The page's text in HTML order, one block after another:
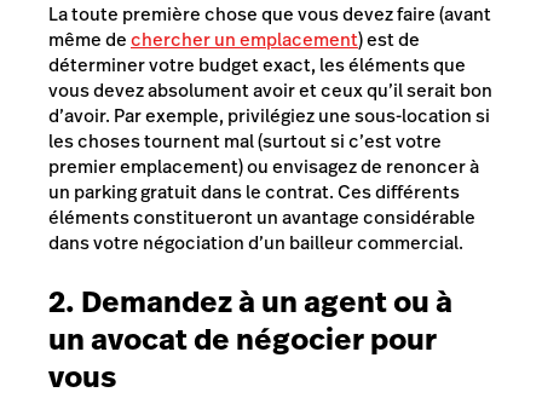
La toute première chose que vous devez faire (avant
même dechercher un emplacement) est de
déterminer votre budget exact, les éléments que
vous devez absolument avoir et ceux qu’il serait bon
d’avoir. Par exemple, privilégiez une sous-location si
les choses tournent mal (surtout si c’est votre
premier emplacement) ou envisagez de renoncer à
un parking gratuit dans le contrat. Ces différents
éléments constitueront un avantage considérable
dans votre négociation d’un bailleur commercial.
2. Demandez à un agent ou à
un avocat de négocier pour
vous